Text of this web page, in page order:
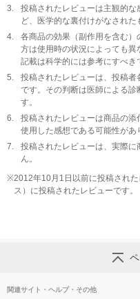
3.
投稿されたレビューは主観的
ど、医学的な裏付けがなされた
4.
各商品の効果（副作用を含む
方は使用時の状況によっても
記載は科学的には参考にすべき
5.
投稿されたレビューは、投稿
です。その判断は医師による診
す。
6.
投稿されたレビューは商品の
使用した感想である可能性があ
7.
投稿されたレビューは、実際
ん。
※2012年10月1日以前に投稿され
ス）に投稿されたレビューです。
関連サイト・ヘルプ・その他